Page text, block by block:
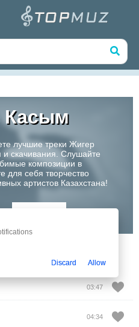
Касым
лучшие треки Жигер
скачивания. Слушайте
композиции в
для себя творчество
артистов Казахстана!
03:47
04:34
Discard Allow